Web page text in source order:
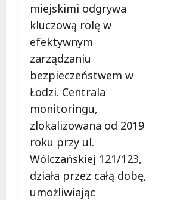
miejskimi odgrywa
kluczową rolę w
efektywnym
zarządzaniu
bezpieczeństwem w
Łodzi. Centrala
monitoringu,
zlokalizowana od 2019
roku przy ul.
Wólczańskiej 121/123,
działa przez całą dobę,
umożliwiając